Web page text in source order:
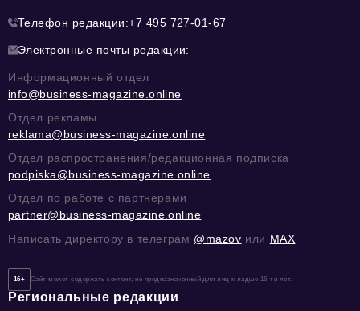
Телефон редакции:+7 495 727-01-67
Электронные почты редакции:
Информационный отдел
info@business-magazine.online
Отдел рекламы
reklama@business-magazine.online
Отдел распространения/редакционная подписка
podpiska@business-magazine.online
Отдел по работе с партнерами
partner@business-magazine.online
Написать директору в телеграм @mazov или MAX
16+ Сайт может содержать контент, не предназначенный для лиц младше 16-ти лет.
Региональные редакции